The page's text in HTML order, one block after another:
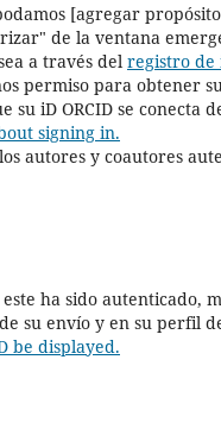
[agregar
de la ventana
a través del registro de
permiso para obtener
iD ORCID se conecta
signing in.
autores y coautores
ha sido autenticado,
su envío y en su perfil
be displayed.